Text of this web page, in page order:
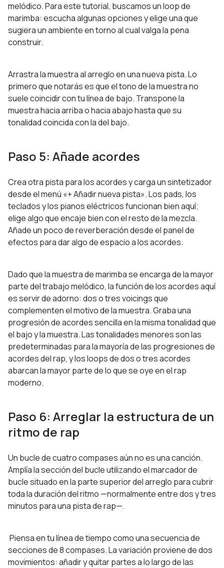
melódico. Para este tutorial, buscamos un loop de
marimba: escucha algunas opciones y elige una que
sugiera un ambiente en torno al cual valga la pena
construir.
Arrastra la muestra al arreglo en una nueva pista. Lo
primero que notarás es que el tono de la muestra no
suele coincidir con tu línea de bajo. Transpone la
muestra hacia arriba o hacia abajo hasta que su
tonalidad coincida con la del bajo.
Paso 5: Añade acordes
Crea otra pista para los acordes y carga un sintetizador
desde el menú «+ Añadir nueva pista». Los pads, los
teclados y los pianos eléctricos funcionan bien aquí;
elige algo que encaje bien con el resto de la mezcla.
Añade un poco de reverberación desde el panel de
efectos para dar algo de espacio a los acordes.
Dado que la muestra de marimba se encarga de la mayor
parte del trabajo melódico, la función de los acordes aquí
es servir de adorno: dos o tres voicings que
complementen el motivo de la muestra. Graba una
progresión de acordes sencilla en la misma tonalidad que
el bajo y la muestra. Las tonalidades menores son las
predeterminadas para la mayoría de las progresiones de
acordes del rap, y los loops de dos o tres acordes
abarcan la mayor parte de lo que se oye en el rap
moderno.
Paso 6: Arreglar la estructura de un
ritmo de rap
Un bucle de cuatro compases aún no es una canción.
Amplía la sección del bucle utilizando el marcador de
bucle situado en la parte superior del arreglo para cubrir
toda la duración del ritmo —normalmente entre dos y tres
minutos para una pista de rap—.
Piensa en tu línea de tiempo como una secuencia de
secciones de 8 compases. La variación proviene de dos
movimientos: añadir y quitar partes a lo largo de las